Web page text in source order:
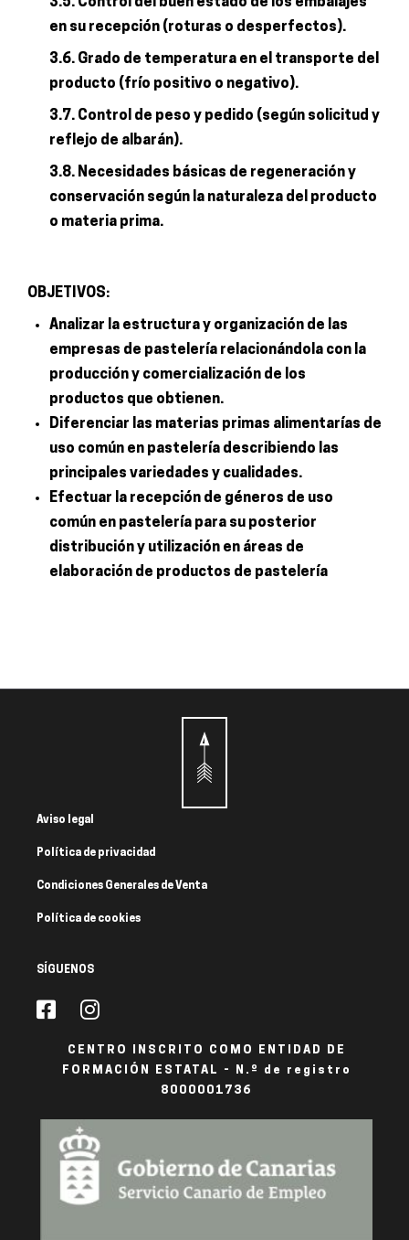
en su recepción (roturas o desperfectos).
3.6. Grado de temperatura en el transporte del
producto (frío positivo o negativo).
3.7. Control de peso y pedido (según solicitud y
reflejo de albarán).
3.8. Necesidades básicas de regeneración y
conservación según la naturaleza del producto
o materia prima.
OBJETIVOS:
Analizar la estructura y organización de las
empresas de pastelería relacionándola con la
producción y comercialización de los
productos que obtienen.
Diferenciar las materias primas alimentarías de
uso común en pastelería describiendo las
principales variedades y cualidades.
Efectuar la recepción de géneros de uso
común en pastelería para su posterior
distribución y utilización en áreas de
elaboración de productos de pastelería
Aviso legal
Política de privacidad
Condiciones Generales de Venta
Política de cookies
SÍGUENOS
CENTRO INSCRITO COMO ENTIDAD DE
FORMACIÓN ESTATAL - N.º de registro
8000001736